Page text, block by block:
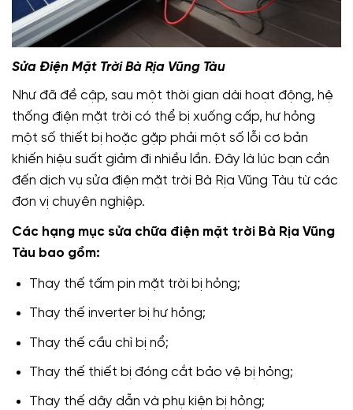
Sửa Điện Mặt Trời Bà Rịa Vũng Tàu
Như đã đề cập, sau một thời gian dài hoạt động, hệ
thống điện mặt trời có thể bị xuống cấp, hư hỏng
một số thiết bị hoặc gặp phải một số lỗi cơ bản
khiến hiệu suất giảm đi nhiều lần. Đây là lúc bạn cần
đến dịch vụ sửa điện mặt trời Bà Rịa Vũng Tàu từ các
đơn vị chuyên nghiệp.
Các hạng mục sửa chữa điện mặt trời Bà Rịa Vũng
Tàu bao gồm:
Thay thế tấm pin mặt trời bị hỏng;
Thay thế inverter bị hư hỏng;
Thay thế cầu chì bị nổ;
Thay thế thiết bị đóng cắt bảo vệ bị hỏng;
Thay thế dây dẫn và phụ kiện bị hỏng;